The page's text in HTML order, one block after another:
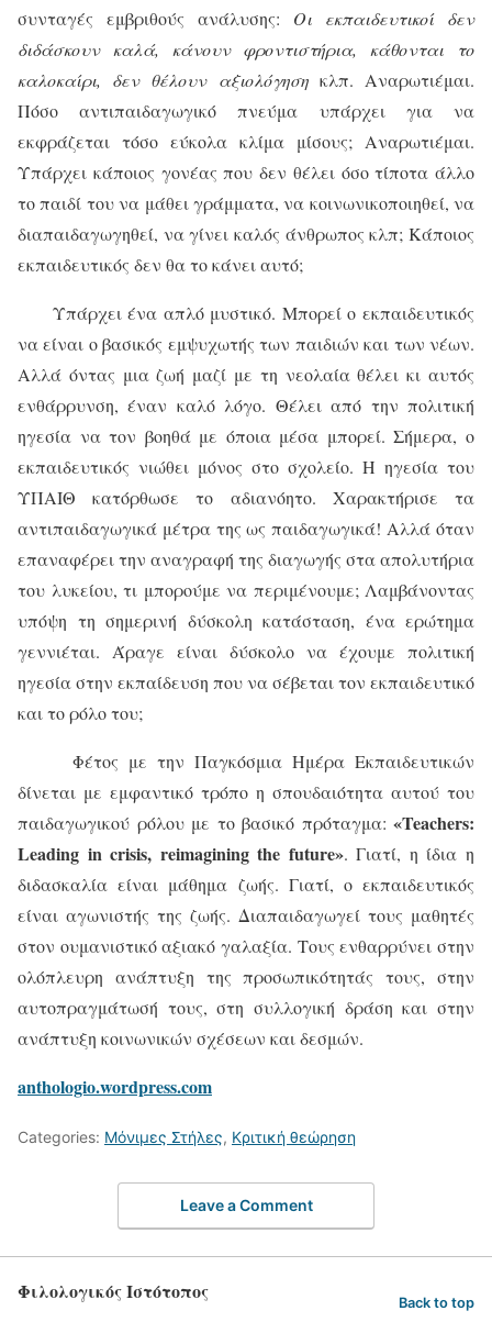
συνταγές εμβριθούς ανάλυσης: Οι εκπαιδευτικοί δεν
διδάσκουν καλά, κάνουν φροντιστήρια, κάθονται το
καλοκαίρι, δεν θέλουν αξιολόγηση κλπ. Αναρωτιέμαι.
Πόσο αντιπαιδαγωγικό πνεύμα υπάρχει για να
εκφράζεται τόσο εύκολα κλίμα μίσους; Αναρωτιέμαι.
Υπάρχει κάποιος γονέας που δεν θέλει όσο τίποτα άλλο
το παιδί του να μάθει γράμματα, να κοινωνικοποιηθεί, να
διαπαιδαγωγηθεί, να γίνει καλός άνθρωπος κλπ; Κάποιος
εκπαιδευτικός δεν θα το κάνει αυτό;
Υπάρχει ένα απλό μυστικό. Μπορεί ο εκπαιδευτικός
να είναι ο βασικός εμψυχωτής των παιδιών και των νέων.
Αλλά όντας μια ζωή μαζί με τη νεολαία θέλει κι αυτός
ενθάρρυνση, έναν καλό λόγο. Θέλει από την πολιτική
ηγεσία να τον βοηθά με όποια μέσα μπορεί. Σήμερα, ο
εκπαιδευτικός νιώθει μόνος στο σχολείο. Η ηγεσία του
ΥΠΑΙΘ κατόρθωσε το αδιανόητο. Χαρακτήρισε τα
αντιπαιδαγωγικά μέτρα της ως παιδαγωγικά! Αλλά όταν
επαναφέρει την αναγραφή της διαγωγής στα απολυτήρια
του λυκείου, τι μπορούμε να περιμένουμε; Λαμβάνοντας
υπόψη τη σημερινή δύσκολη κατάσταση, ένα ερώτημα
γεννιέται. Άραγε είναι δύσκολο να έχουμε πολιτική
ηγεσία στην εκπαίδευση που να σέβεται τον εκπαιδευτικό
και το ρόλο του;
Φέτος με την Παγκόσμια Ημέρα Εκπαιδευτικών
δίνεται με εμφαντικό τρόπο η σπουδαιότητα αυτού του
παιδαγωγικού ρόλου με το βασικό πρόταγμα: «Teachers:
Leading in crisis, reimagining the future». Γιατί, η ίδια η
διδασκαλία είναι μάθημα ζωής. Γιατί, ο εκπαιδευτικός
είναι αγωνιστής της ζωής. Διαπαιδαγωγεί τους μαθητές
στον ουμανιστικό αξιακό γαλαξία. Τους ενθαρρύνει στην
ολόπλευρη ανάπτυξη της προσωπικότητάς τους, στην
αυτοπραγμάτωσή τους, στη συλλογική δράση και στην
ανάπτυξη κοινωνικών σχέσεων και δεσμών.
anthologio.wordpress.com
Categories: Μόνιμες Στήλες, Κριτική θεώρηση
Leave a Comment
Φιλολογικός Ιστότοπος Back to top